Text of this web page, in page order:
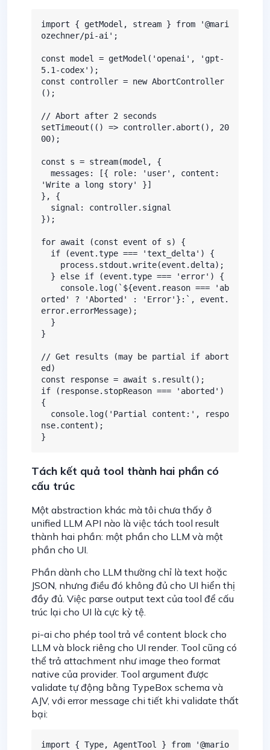
import { getModel, stream } from '@mari
ozechner/pi-ai';
const model = getModel('openai', 'gpt-
5.1-codex');
const controller = new AbortController
();
// Abort after 2 seconds
setTimeout(() => controller.abort(), 20
00);
const s = stream(model, {
'Write a long story' }]
}, {
});
for await (const event of s) {
orted' ? 'Aborted' : 'Error'}:`, event.
error.errorMessage);
}
// Get results (may be partial if abort
ed)
const response = await s.result();
if (response.stopReason === 'aborted')
{
nse.content);
}
Tách kết quả tool thành hai phần có
cấu trúc
Một abstraction khác mà tôi chưa thấy ở
unified LLM API nào là việc tách tool result
thành hai phần: một phần cho LLM và một
phần cho UI.
Phần dành cho LLM thường chỉ là text hoặc
JSON, nhưng điều đó không đủ cho UI hiển thị
đầy đủ. Việc parse output text của tool để cấu
trúc lại cho UI là cực kỳ tệ.
pi-ai cho phép tool trả về content block cho
LLM và block riêng cho UI render. Tool cũng có
thể trả attachment như image theo format
native của provider. Tool argument được
validate tự động bằng TypeBox schema và
AJV, với error message chi tiết khi validate thất
bại:
import { Type, AgentTool } from '@mario